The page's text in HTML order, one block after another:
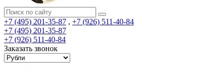
+7 (495) 201-35-87 , +7 (926) 511-40-84
+7 (495) 201-35-87
+7 (926) 511-40-84
Заказать звонок